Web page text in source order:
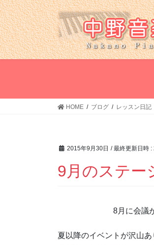
コ
ン
テ
ン
ツ
ッ
ナ
ビ
ゲ
ー
シ
移
HOME ブログ レッスン日記
2015年9月30日 / 最終更新日時 :
9月のステー
8月に会議
夏以降のイベントが沢山